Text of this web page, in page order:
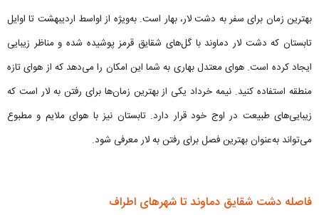
بهترین زمان برای سفر به دشت لار، بهار است. به‌ویژه از اواسط اردیبهشت تا اوایل
تابستان که دشت لار دماوند با گل‌های شقایق قرمز پوشیده شده و مناظر زیبایی
ایجاد کرده است. هوای معتدل بهاری به شما این امکان را می‌دهد که از هوای تازه
منطقه استفاده کنید. نیمه خرداد یکی از بهترین زمان‌ها برای رفتن به لار است که
زیبایی‌های طبیعت در اوج خود قرار دارد. تابستان نیز با هوای ملایم و مطبوع
می‌تواند به‌عنوان بهترین فصل برای رفتن به لار معرفی شود.
فاصله دشت شقایق دماوند تا شهرهای اطراف